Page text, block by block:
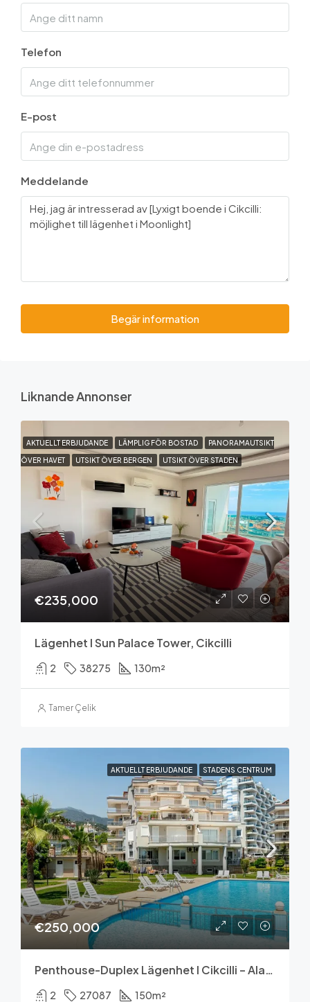
Telefon
E-post
Meddelande
Begär information
Liknande Annonser
AKTUELLT ERBJUDANDE LÄMPLIG FÖR BOSTAD PANORAMAUTSIKT
ÖVER HAVET UTSIKT ÖVER BERGEN UTSIKT ÖVER STADEN
€235,000
Lägenhet I Sun Palace Tower, Cikcilli
2 38275 130m²
Tamer Çelik
AKTUELLT ERBJUDANDE STADENS CENTRUM
€250,000
Penthouse-Duplex Lägenhet I Cikcilli – Alanya
2 27087 150m²